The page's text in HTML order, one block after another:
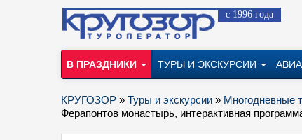
с 1996 года
В ПРАЗДНИКИ ТУРЫ И ЭКСКУРСИИ
КРУГОЗОР » Туры и экскурсии » Многодневные
Ферапонтов монастырь, интерактивная